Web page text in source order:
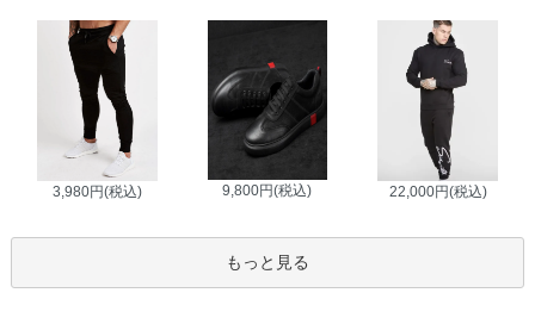
3,980円(税込) 9,800円(税込) 22,000円(税込)
もっと見る